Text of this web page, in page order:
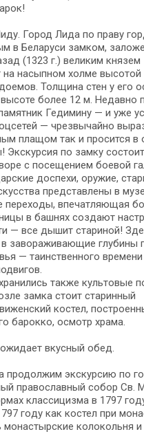
Город Лида по пра­ву
в Бе­ла­ру­си зам­ком,
(1323 г.) ве­ли­ким
на насыпном холме
Толщина стен у его
высоте бо­лее 12 м. Недавно
Гедимину — и уже
— чрез­вы­чай­но
плащом так и просится в
по замку со­сто­ит
с по­се­ще­ни­ем боевой
до­спе­хи, ору­жие,
пред­став­ле­ны в
пе­ре­хо­ды, впе­чат­ля­ю­щая
в башнях со­зда­ют
— все ды­шит ста­ри­ной!
в за­во­ра­жи­ва­ю­щие глу­би­ны
— та­ин­ствен­но­го
так­же куль­то­вые
зам­ка стоит ста­рин­ный
костел,
ба­рок­ко, осмотр хра­ма.
вкус­ный обед.
продолжим экс­кур­сию по
пра­во­слав­ный собор Св.
клас­си­циз­ма в 1797
го­ду как ко­стел при
монастырские ко­ло­коль­ня